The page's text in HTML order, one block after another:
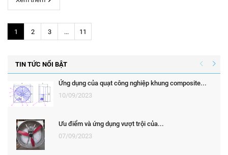
1 2 3 ... 11
TIN TỨC NỔI BẬT
Ứng dụng của quạt công nghiệp khung composite...
10/09/2023
Ưu điểm và ứng dụng vượt trội của...
07/09/2023